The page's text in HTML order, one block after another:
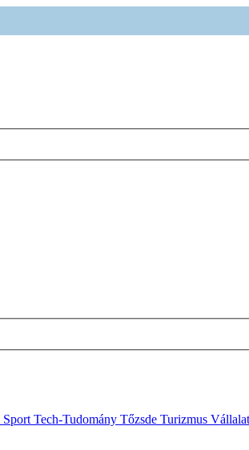
Sport Tech-Tudomány Tőzsde Turizmus